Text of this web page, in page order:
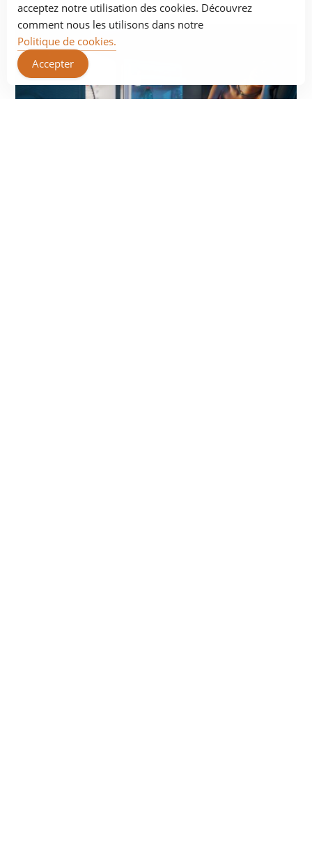
acceptez notre utilisation des cookies. Découvrez
comment nous les utilisons dans notre
Politique de cookies.
Accepter